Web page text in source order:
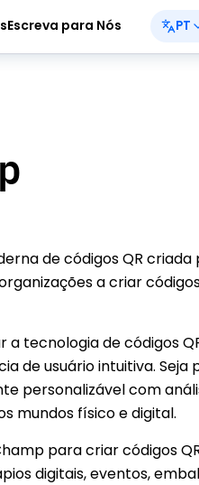
Escreva para Nós PT
de códigos QR criada
a criar
tecnologia de códigos
de usuário intuitiva. Seja
personalizável com
mundos físico e digital.
para criar códigos
digitais, eventos,